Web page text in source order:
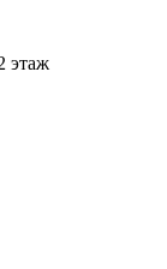
этаж